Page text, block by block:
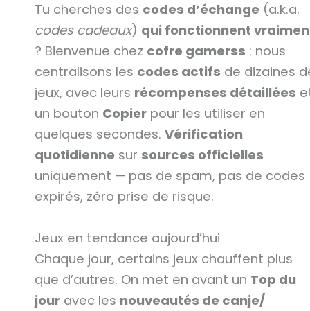
Tu cherches des codes d’échange (a.k.a.
codes cadeaux) qui fonctionnent
? Bienvenue chez cofre gamerss : nous
centralisons les codes actifs de dizaines
jeux, avec leurs récompenses détaillées
un bouton Copier pour les utiliser en
quelques secondes.Vérification
quotidienne sur sources officielles
uniquement — pas de spam, pas de codes
expirés, zéro prise de risque.
Jeux en tendance aujourd’hui
Chaque jour, certains jeux chauffent plus
que d’autres. On met en avant un Top du
jour avec les nouveautés de canje/